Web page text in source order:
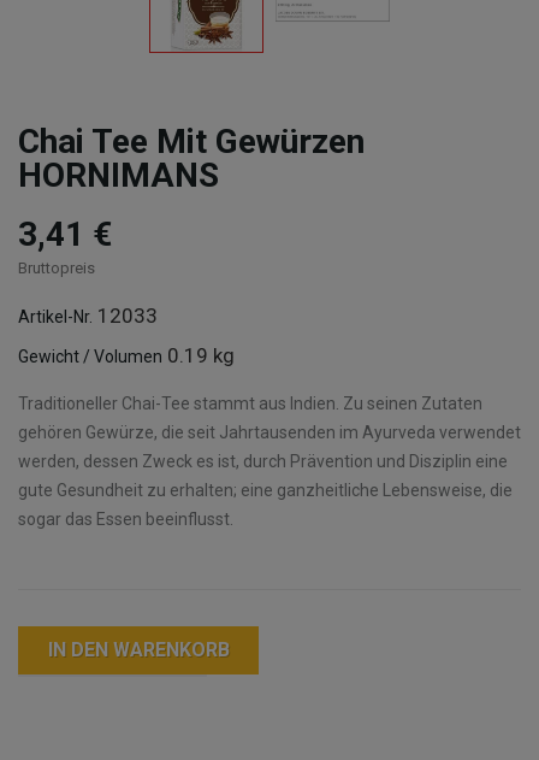
Chai Tee Mit Gewürzen
HORNIMANS
3,41 €
Bruttopreis
Artikel-Nr. 12033
Gewicht / Volumen 0.19 kg
Traditioneller Chai-Tee stammt aus Indien. Zu seinen Zutaten
gehören Gewürze, die seit Jahrtausenden im Ayurveda verwendet
werden, dessen Zweck es ist, durch Prävention und Disziplin eine
gute Gesundheit zu erhalten; eine ganzheitliche Lebensweise, die
sogar das Essen beeinflusst.
IN DEN WARENKORB